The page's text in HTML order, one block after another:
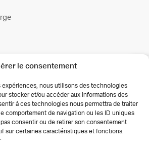
le consentement
expériences, nous utilisons des technologies
stocker et/ou accéder aux informations des
à ces technologies nous permettra de traiter
comportement de navigation ou les ID uniques
consentir ou de retirer son consentement
sur certaines caractéristiques et fonctions.
des activités de soins
de confidentialité (UE)
générales